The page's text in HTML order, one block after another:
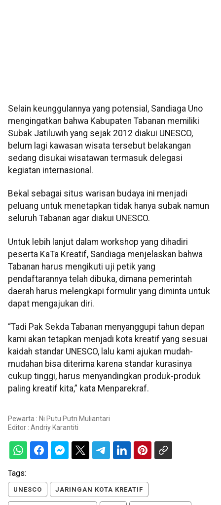
Selain keunggulannya yang potensial, Sandiaga Uno
mengingatkan bahwa Kabupaten Tabanan memiliki
Subak Jatiluwih yang sejak 2012 diakui UNESCO,
belum lagi kawasan wisata tersebut belakangan
sedang disukai wisatawan termasuk delegasi
kegiatan internasional.
Bekal sebagai situs warisan budaya ini menjadi
peluang untuk menetapkan tidak hanya subak namun
seluruh Tabanan agar diakui UNESCO.
Untuk lebih lanjut dalam workshop yang dihadiri
peserta KaTa Kreatif, Sandiaga menjelaskan bahwa
Tabanan harus mengikuti uji petik yang
pendaftarannya telah dibuka, dimana pemerintah
daerah harus melengkapi formulir yang diminta untuk
dapat mengajukan diri.
“Tadi Pak Sekda Tabanan menyanggupi tahun depan
kami akan tetapkan menjadi kota kreatif yang sesuai
kaidah standar UNESCO, lalu kami ajukan mudah-
mudahan bisa diterima karena standar kurasinya
cukup tinggi, harus menyandingkan produk-produk
paling kreatif kita,” kata Menparekraf.
Pewarta : Ni Putu Putri Muliantari
Editor : Andriy Karantiti
Tags:
UNESCO JARINGAN KOTA KREATIF